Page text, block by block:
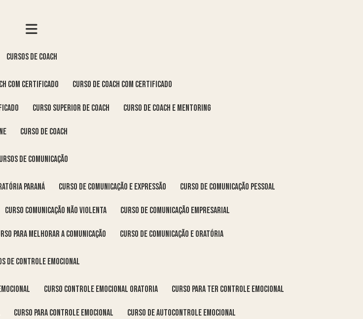
cursos de coach
com certificado curso de coach com certificado
curso superior de coach curso de coach e mentoring
curso de coach
de comunicação
Paraná curso de comunicação e expressão curso de comunicação pessoal
curso comunicação não violenta curso de comunicação empresarial
para melhorar a comunicação curso de comunicação e oratória
de controle emocional
curso controle emocional oratoria curso para ter controle emocional
curso para controle emocional curso de autocontrole emocional